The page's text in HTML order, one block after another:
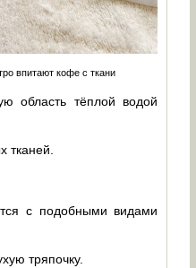
впитают кофе с ткани
область тёплой водой
тканей.
с подобными видами
тряпочку.